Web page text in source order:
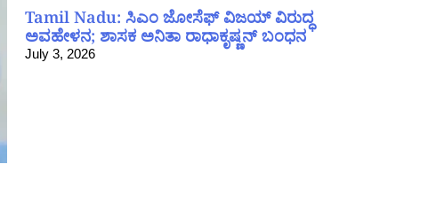
Tamil Nadu: ಸಿಎಂ ಜೋಸೆಫ್ ವಿಜಯ್ ವಿರುದ್ಧ
ಅವಹೇಳನ; ಶಾಸಕ ಅನಿತಾ ರಾಧಾಕೃಷ್ಣನ್ ಬಂಧನ
July 3, 2026